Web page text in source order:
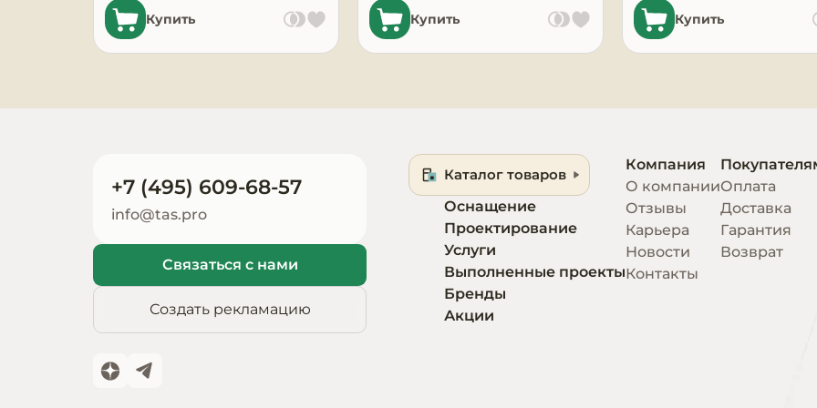
Запчасти для
Купить Купить Купить
+7 (495) 609-68-57
info@tas.pro
Связаться с нами
Создать рекламацию
Каталог товаров
Оснащение
Проектирование
Услуги
Выполненные проекты
Бренды
Акции
Компания
О компании
Отзывы
Карьера
Новости
Контакты
Оплата
Доставка
Гарантия
Возврат